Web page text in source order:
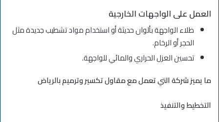
العمل على الواجهات الخارجية
طلاء الواجهة بألوان حديثة أو استخدام مواد تشطيب جديدة مثل
الحجر أو الرخام.
تحسين العزل الحراري والمائي للواجهة.
ما يميز شركة التي تعمل مع مقاول تكسير وترميم بالرياض
التخطيط والتنفيذ